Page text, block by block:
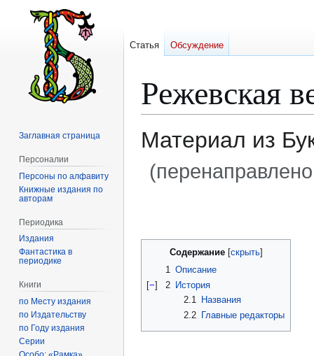
Режевская
Материал из
Содержание
1 Описание
[−] 2
История
2.1
Названия
2.2 Главные редакторы
Статья Обсуждение
Заглавная страница
Персоналии
Персоны по алфавиту
Книжные издания по
авторам
Периодика
Издания
Фантастика в
периодике
Книги
по Месту издания
по Издательству
по Году издания
Серии